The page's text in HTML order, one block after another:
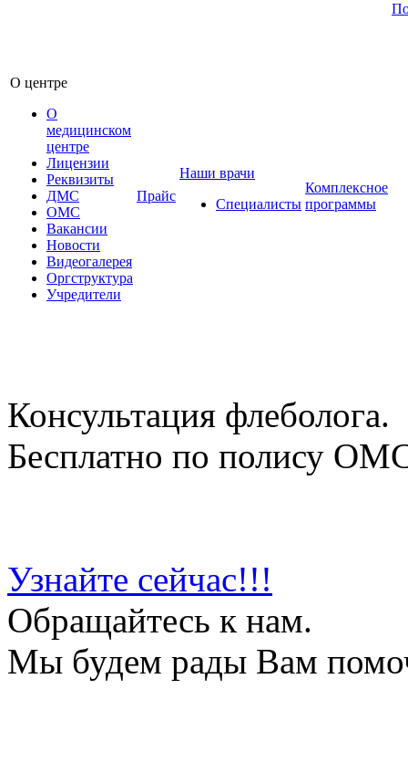
О центре
О
медицинском
центре
Лицензии
Реквизиты
ДМС
ОМС
Вакансии
Новости
Видеогалерея
Оргструктура
Учредители
Прайс
Наши врачи
Специалисты
Комплексное
программы
Консультация флеболога.
Бесплатно по полису
Узнайте сейчас!!!
Обращайтесь к нам.
Мы будем рады Вам